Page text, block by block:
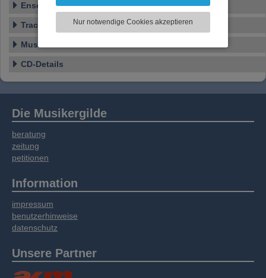
zu analysieren. Dabei werden ggf.
Informationen zu Ihrer Verwendung unserer
soziale Medien, Werbung und Analysen
weitergegeben. Unsere Partner führen diese
Dienste gesammelt haben.
Nur notwendige Cookies akzeptieren
Ensemble
Tracklist
Musikstil
CD-Details
Die Musikergilde
beratung
zeitung
petitionen
Information
impressum
benutzerhinweise
datenschutz
Unsere Partner